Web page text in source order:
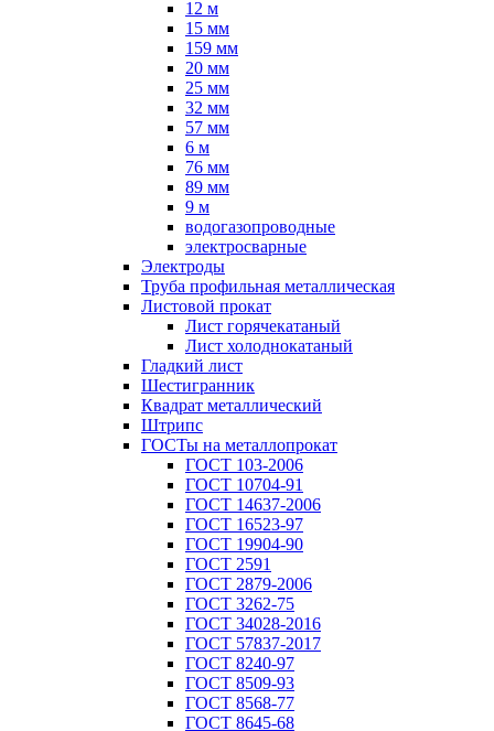
12 м
15 мм
159 мм
20 мм
25 мм
32 мм
57 мм
6 м
76 мм
89 мм
9 м
водогазопроводные
электросварные
Электроды
Труба профильная металлическая
Листовой прокат
Лист горячекатаный
Лист холоднокатаный
Гладкий лист
Шестигранник
Квадрат металлический
Штрипс
ГОСТы на металлопрокат
ГОСТ 103-2006
ГОСТ 10704-91
ГОСТ 14637-2006
ГОСТ 16523-97
ГОСТ 19904-90
ГОСТ 2591
ГОСТ 2879-2006
ГОСТ 3262-75
ГОСТ 34028-2016
ГОСТ 57837-2017
ГОСТ 8240-97
ГОСТ 8509-93
ГОСТ 8568-77
ГОСТ 8645-68